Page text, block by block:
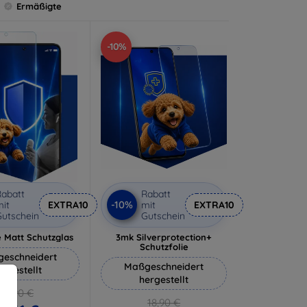
Ermäßigte
EXTRA10
Matt Schutzglas
12,90 €
-10%
-10%
Rabatt
mit
Gutschein
EXTRA10
3mk Silverprotection+
Schutzfolie
Maßgeschneidert
hergestellt
18,90 €